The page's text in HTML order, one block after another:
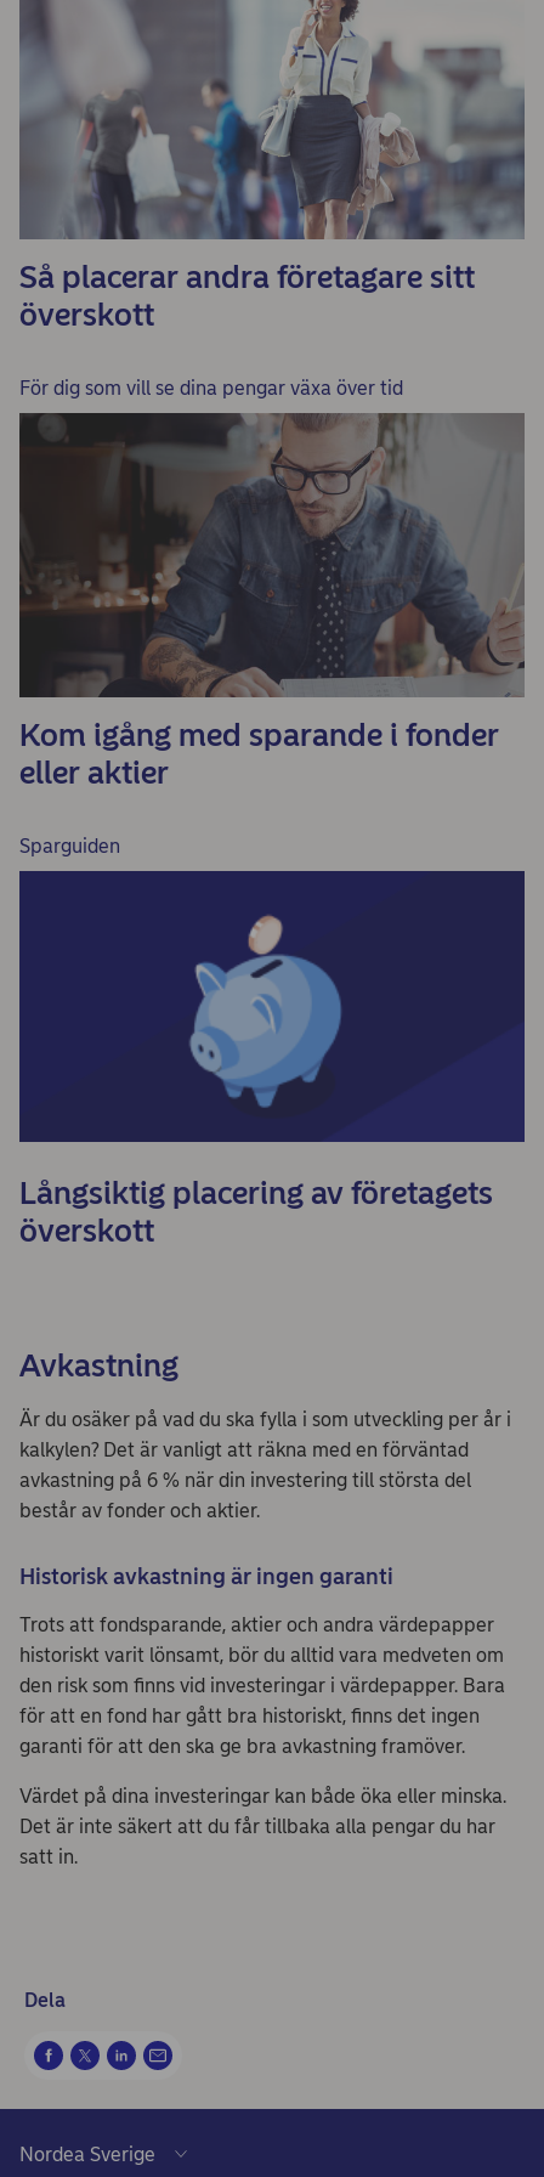
Så placerar andra företagare sitt
överskott
För dig som vill se dina pengar växa över tid
Kom igång med sparande i fonder
eller aktier
Sparguiden
Långsiktig placering av företagets
överskott
Avkastning
Är du osäker på vad du ska fylla i som utveckling per år i
kalkylen? Det är vanligt att räkna med en förväntad
avkastning på 6 % när din investering till största del
består av fonder och aktier.
Historisk avkastning är ingen garanti
Trots att fondsparande, aktier och andra värdepapper
historiskt varit lönsamt, bör du alltid vara medveten om
den risk som finns vid investeringar i värdepapper. Bara
för att en fond har gått bra historiskt, finns det ingen
garanti för att den ska ge bra avkastning framöver.
Värdet på dina investeringar kan både öka eller minska.
Det är inte säkert att du får tillbaka alla pengar du har
satt in.
Dela